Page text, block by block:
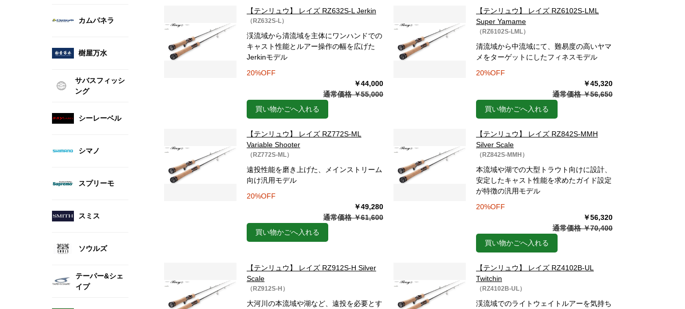
カムパネラ
樹屋万水
サバスフィッシ
ング
シーレーベル
シマノ
スプリーモ
スミス
ソウルズ
テーパー&シェ
イプ
【テンリュウ】 レイズ RZ632S-L Jerkin
（RZ632S-L）
渓流域から清流域を主体にワンハンドでの
キャスト性能とルアー操作の幅を広げた
Jerkinモデル
20%OFF
￥44,000
通常価格 ￥55,000
買い物かごへ入れる
【テンリュウ】 レイズ RZ6102S-LML
Super Yamame
（RZ6102S-LML）
清流域から中流域にて、難易度の高いヤマ
メをターゲットにしたフィネスモデル
20%OFF
￥45,320
通常価格 ￥56,650
買い物かごへ入れる
【テンリュウ】 レイズ RZ772S-ML
Variable Shooter
（RZ772S-ML）
遠投性能を磨き上げた、メインストリーム
向け汎用モデル
20%OFF
￥49,280
通常価格 ￥61,600
買い物かごへ入れる
【テンリュウ】 レイズ RZ842S-MMH
Silver Scale
（RZ842S-MMH）
本流域や湖での大型トラウト向けに設計、
安定したキャスト性能を求めたガイド設定
が特徴の汎用モデル
20%OFF
￥56,320
通常価格 ￥70,400
買い物かごへ入れる
【テンリュウ】 レイズ RZ912S-H Silver
Scale
（RZ912S-H）
大河川の本流域や湖など、遠投を必要とす
【テンリュウ】 レイズ RZ4102B-UL
Twitchin
（RZ4102B-UL）
渓流域でのライトウェイトルアーを気持ち